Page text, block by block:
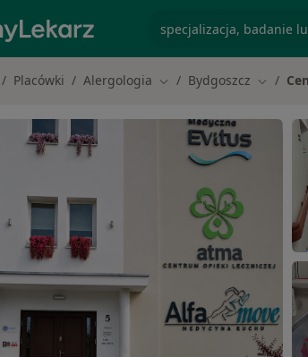
Placówki Alergologia Zmień miasto
Bydgoszcz Zmień